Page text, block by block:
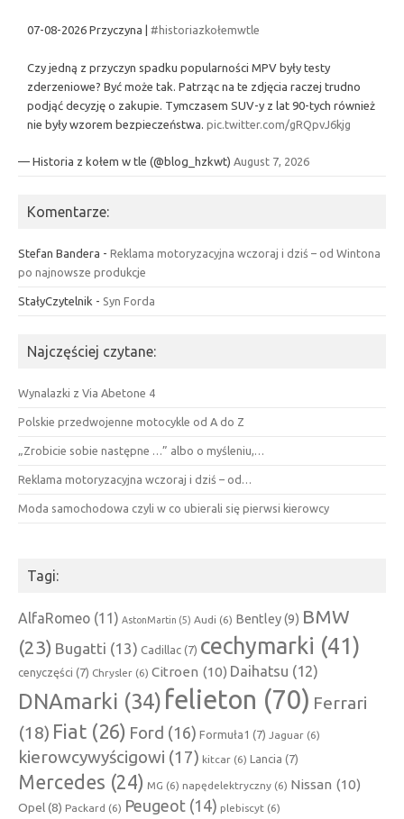
07-08-2026 Przyczyna | #historiazkołemwtle
Czy jedną z przyczyn spadku popularności MPV były testy
zderzeniowe? Być może tak. Patrząc na te zdjęcia raczej trudno
podjąć decyzję o zakupie. Tymczasem SUV-y z lat 90-tych również
nie były wzorem bezpieczeństwa. pic.twitter.com/gRQpvJ6kjg
— Historia z kołem w tle (@blog_hzkwt) August 7, 2026
Komentarze:
Stefan Bandera - Reklama motoryzacyjna wczoraj i dziś – od Wintona
po najnowsze produkcje
StałyCzytelnik - Syn Forda
Najczęściej czytane:
Wynalazki z Via Abetone 4
Polskie przedwojenne motocykle od A do Z
„Zrobicie sobie następne …” albo o myśleniu,…
Reklama motoryzacyjna wczoraj i dziś – od…
Moda samochodowa czyli w co ubierali się pierwsi kierowcy
Tagi:
AlfaRomeo (11) AstonMartin (5) Audi (6) Bentley(9) BMW
(23) Bugatti (13) Cadillac (7) cechymarki (41)
cenyczęści (7) Chrysler (6) Citroen (10) Daihatsu (12)
DNAmarki (34) felieton (70) Ferrari
(18) Fiat (26) Ford (16) Formuła1 (7) Jaguar (6)
kierowcywyścigowi (17) kitcar (6) Lancia (7)
Mercedes (24) MG (6) napędelektryczny (6) Nissan (10)
Opel(8) Packard (6) Peugeot (14) plebiscyt (6)